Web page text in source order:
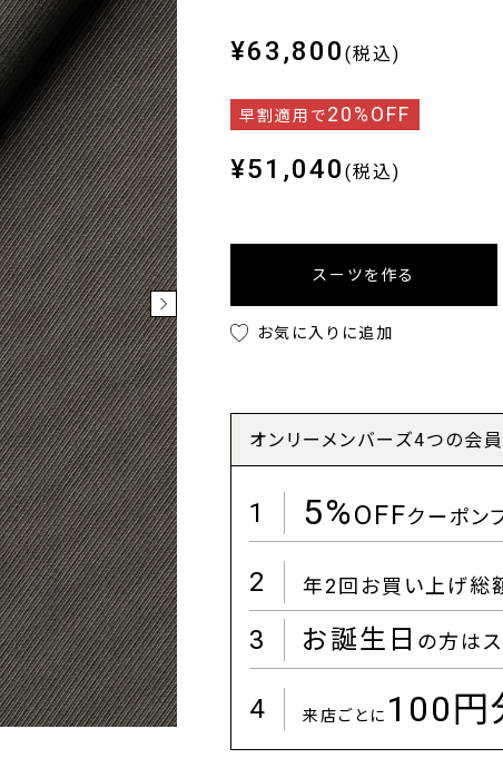
¥63,800 (税込)
早割適用で20%OFF
¥51,040 (税込)
スーツを作る
お気に入りに追加
オンリーメンバーズ4つの会
1 5%OFFクーポン
2 年2回お買い上げ総
3 お誕生日 の方は
4 来店ごとに 100円